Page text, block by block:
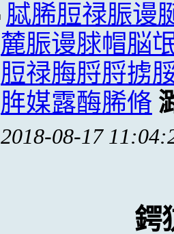
脦脪脰禄脤谩
麓脤谩脙帽脳
脰禄脢脟脟掳
脌媒露酶脪脩
2018-08-17
鍔